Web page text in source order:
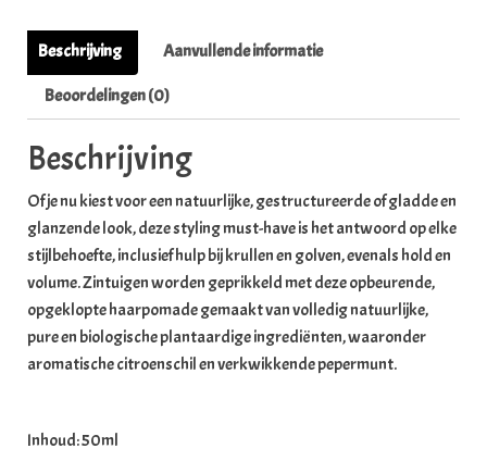
Beschrijving Aanvullende informatie
Beoordelingen (0)
Beschrijving
Of je nu kiest voor een natuurlijke, gestructureerde of gladde en
glanzende look, deze styling must-have is het antwoord op elke
stijlbehoefte, inclusief hulp bij krullen en golven, evenals hold en
volume. Zintuigen worden geprikkeld met deze opbeurende,
opgeklopte haarpomade gemaakt van volledig natuurlijke,
pure en biologische plantaardige ingrediënten, waaronder
aromatische citroenschil en verkwikkende pepermunt.
Inhoud: 50ml